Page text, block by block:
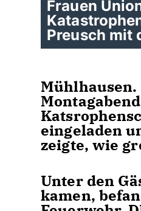
Frauen
Preusch mit
eingeladen
zeigte, wie
Unter den
kamen,